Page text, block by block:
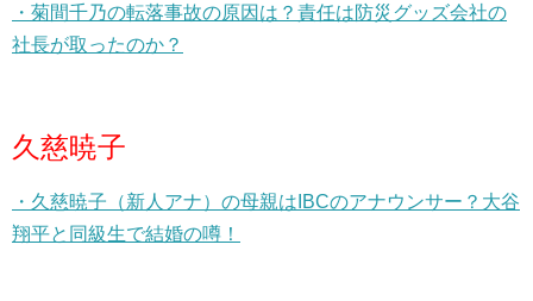
・菊間千乃の転落事故の原因は？責任は防災グッズ会社の
社長が取ったのか？
久慈暁子
・久慈暁子（新人アナ）の母親はIBCのアナウンサー？大谷
翔平と同級生で結婚の噂！